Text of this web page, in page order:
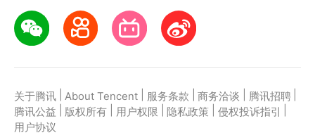
关于腾讯 About Tencent 服务条款 商务洽谈 腾讯招聘
腾讯公益
版权所有 用户权限 隐私政策 侵权投诉指引
用户协议